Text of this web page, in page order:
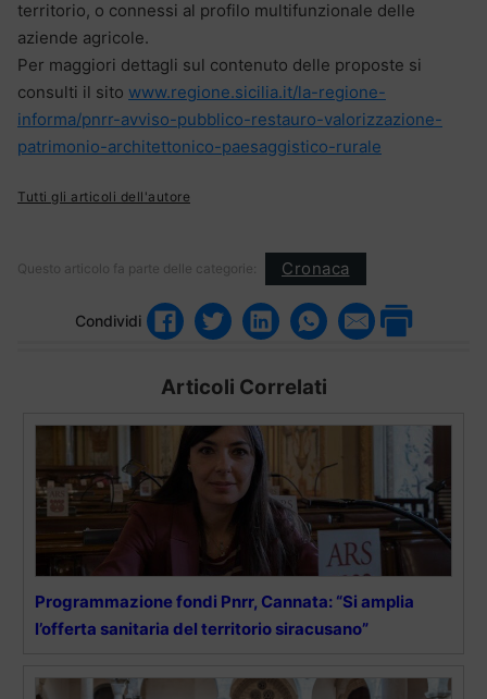
territorio, o connessi al profilo multifunzionale delle
aziende agricole.
Per maggiori dettagli sul contenuto delle proposte si
consulti il sito www.regione.sicilia.it/la-regione-
informa/pnrr-avviso-pubblico-restauro-valorizzazione-
patrimonio-architettonico-paesaggistico-rurale
Tutti gli articoli dell'autore
Questo articolo fa parte delle categorie: Cronaca
Condividi
Articoli Correlati
Programmazione fondi Pnrr, Cannata: “Si amplia
l’offerta sanitaria del territorio siracusano”